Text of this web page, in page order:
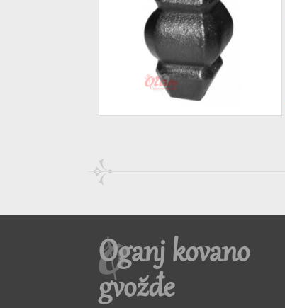
Oganj kovano
gvožđe